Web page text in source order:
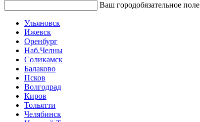
Ваш городобязательное поле
Ульяновск
Ижевск
Оренбург
Наб.Челны
Соликамск
Балаково
Псков
Волгодрад
Киров
Тольятти
Челябинск